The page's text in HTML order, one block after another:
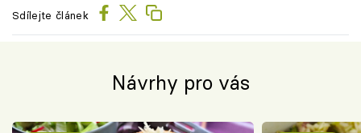
Sdílejte článek
Návrhy pro vás